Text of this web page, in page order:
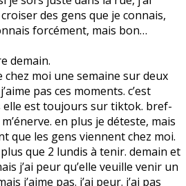
des gens que je connais,
forcément, mais bon…
demain.
chez moi une semaine sur deux
pas ces moments. c’est
elle est toujours sur tiktok. bref-
en plus je déteste, mais
que les gens viennent chez moi.
que 2 lundis à tenir. demain et
j’ai peur qu’elle veuille venir un
j’aime pas. j’ai peur. j’ai pas